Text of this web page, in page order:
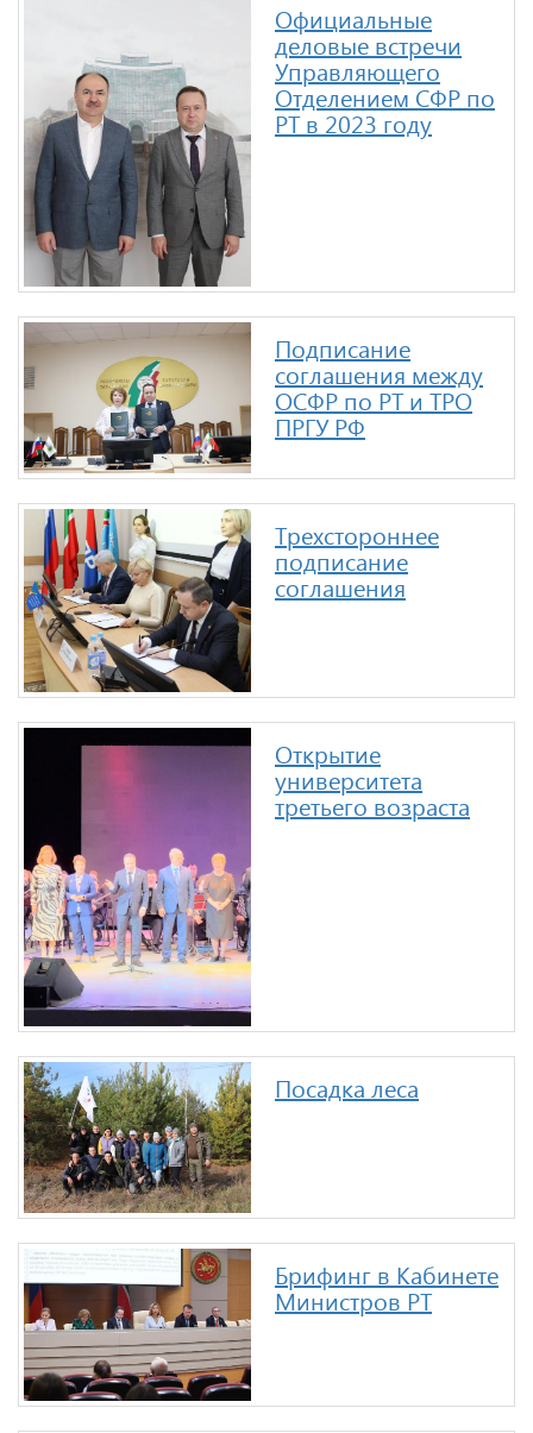
Официальные
деловые встречи
Управляющего
Отделением CФР по
РТ в 2023 году
Подписание
соглашения между
ОСФР по РТ и ТРО
ПРГУ РФ
Трехстороннее
подписание
соглашения
Открытие
университета
третьего возраста
Посадка леса
Брифинг в Кабинете
Министров РТ